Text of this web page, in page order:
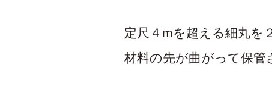
定尺４mを超える細丸を
材料の先が曲がって保管